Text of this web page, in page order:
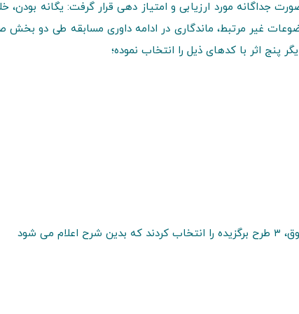
جداگانه مورد ارزیابی و امتیاز دهی قرار گرفت: یگانه بودن،
غیر مرتبط، ماندگاری در ادامه داوری مسابقه طی دو بخش
پنج اثر با کدهای ذیل را انتخاب نموده؛